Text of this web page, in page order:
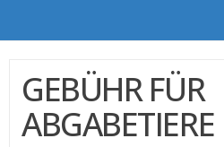
GEBÜHR FÜR
ABGABETIERE